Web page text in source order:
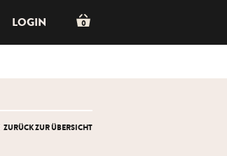
0
LOGIN
ZURÜCK ZUR ÜBERSICHT